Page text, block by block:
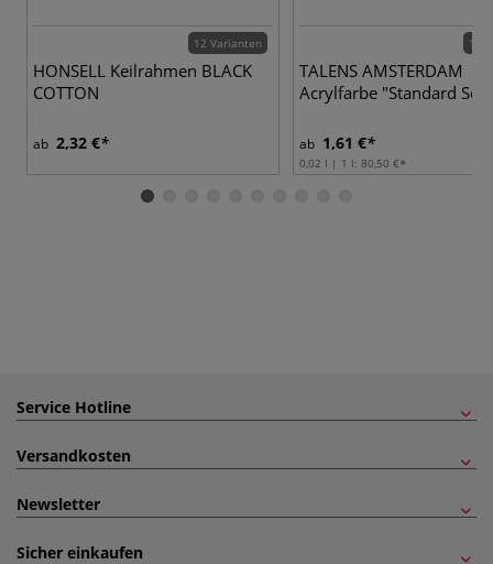
12 Varianten
HONSELL Keilrahmen BLACK
COTTON
ab 2,32 €
102
TALENS AMSTERDAM
Acrylfarbe "Standard
ab 1,61 €
0,02 l | 1 l: 80,50 €
Service Hotline
Versandkosten
Newsletter
Sicher einkaufen